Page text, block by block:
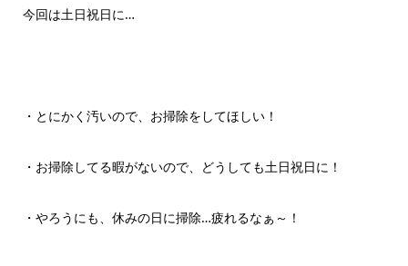
今回は土日祝日に…
・とにかく汚いので、お掃除をしてほしい！
・お掃除してる暇がないので、どうしても土日祝日に！
・やろうにも、休みの日に掃除…疲れるなぁ～！